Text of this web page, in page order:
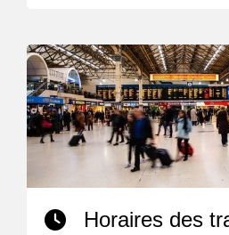
Horaires des